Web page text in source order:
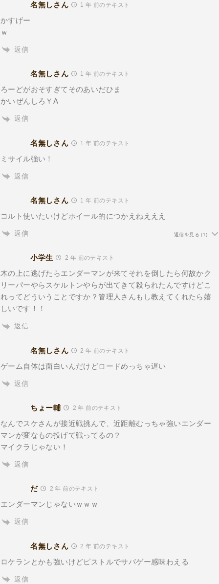
名無しさん 1 年 前のテキスト
かすげー
ｗ
返信
名無しさん 1 年 前のテキスト
ろーどがおそすぎてそのあいだひま
かいぜんしろＹA
返信
名無しさん 1 年 前のテキスト
ミサイル強い！
返信
名無しさん 1 年 前のテキスト
コルト使いたいけどホイール的につかえねえええ
返信 返信を見る (1)
小学生 2 年 前のテキスト
木の上に逃げたらエンダーマンが来てそれを倒したら何故かク
リーパーやらスケルトンやらが出てきて殺られたんですけどこ
れってどういうことですか？管理人さんもし教えてくれたら嬉
しいです！！
返信
名無しさん 2 年 前のテキスト
ゲーム自体は面白いんだけどロードめっちゃ遅い
返信
ちょー輔 2 年 前のテキスト
なんでスケさんが接近戦挑んで、近距離むっちゃ強いエンダー
マンが変なもの投げて戦ってるの？
マイクラじゃない！
返信
だ 2 年 前のテキスト
エンダーマンじゃないｗｗｗ
返信
名無しさん 2 年 前のテキスト
ロケランとかも強いけどピストルでサバゲー感味わえる
返信